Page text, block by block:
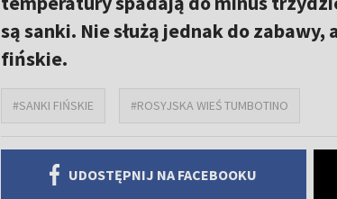
są sanki. Nie służą jednak do
fińskie.
#SANKI FIŃSKIE #ROSYJSKA WIEŚ TUMBOTINO
UDOSTĘPNIJ NA FACEBOOKU